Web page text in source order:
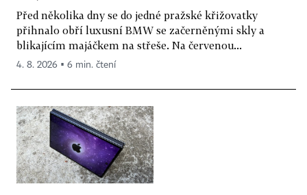
Před několika dny se do jedné pražské křižovatky
přihnalo obří luxusní BMW se začerněnými skly a
blikajícím majáčkem na střeše. Na červenou...
4. 8. 2026 ▪ 6 min. čtení